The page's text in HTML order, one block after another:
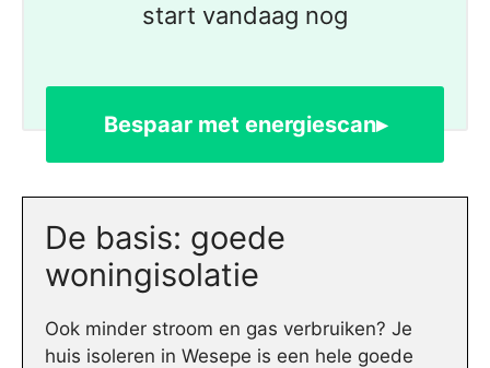
start vandaag nog
Bespaar met energiescan▸
De basis: goede
woningisolatie
Ook minder stroom en gas verbruiken? Je
huis isoleren in Wesepe is een hele goede